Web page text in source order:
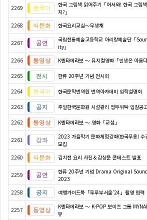
2269
한국 그림책 읽어주기「어서와! 한국 그림
지?」
2268 한국요리교실〜무생채
2267
국립전통예술고등학교 아리랑예술단「
ity」
2266 K엔타메라보 ～ 뮤지컬영화「인생은 아름다
2265 한류 20주년 기념 전시회
2264 한국문학번역원 번역아카데미 입학설명회
2263 주일한국문화원 시설관리 업무위탁 입찰공
2262 K엔타메라보 ～ 영화「교섭」
2261
2023 가을학기 문화체험강좌(한국무용) 수
모집
2260 김치전 요리 사진＆감상문 콘테스트 발표
2259
한류 20주년 기념 Drama Original
2023
2258 여행가이드북「루루부서울'24」촬영 협력
2257
K엔타메라보 ～ K-POP 보이즈 그룹
뷰